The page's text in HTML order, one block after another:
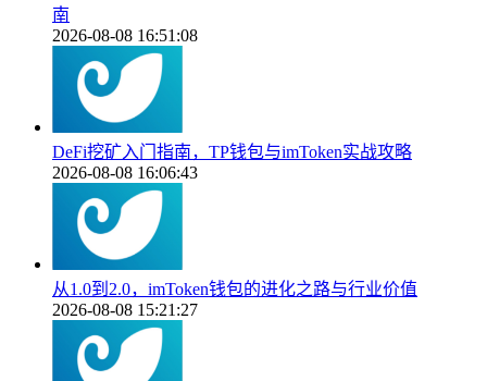
南
2026-08-08 16:51:08
DeFi挖矿入门指南，TP钱包与imToken实战攻略
2026-08-08 16:06:43
从1.0到2.0，imToken钱包的进化之路与行业价值
2026-08-08 15:21:27